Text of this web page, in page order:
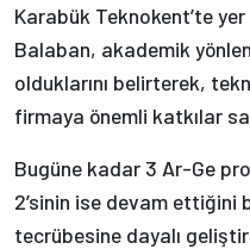
Karabük Teknokent’te
Balaban, akademik
olduklarını belirterek,
firmaya önemli katkılar
Bugüne kadar 3 Ar-Ge
2’sinin ise devam ettiğini
tecrübesine dayalı